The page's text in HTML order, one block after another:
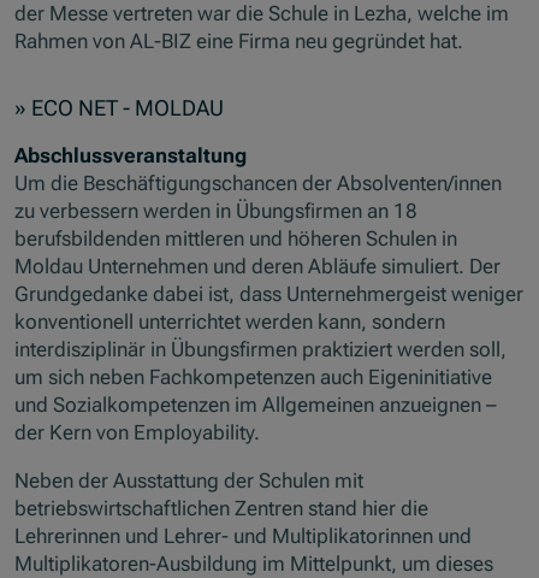
der Messe vertreten war die Schule in Lezha, welche im
Rahmen von AL-BIZ eine Firma neu gegründet hat.
» ECO NET - MOLDAU
Abschlussveranstaltung
Um die Beschäftigungschancen der Absolventen/innen
zu verbessern werden in Übungsfirmen an 18
berufsbildenden mittleren und höheren Schulen in
Moldau Unternehmen und deren Abläufe simuliert. Der
Grundgedanke dabei ist, dass Unternehmergeist weniger
konventionell unterrichtet werden kann, sondern
interdisziplinär in Übungsfirmen praktiziert werden soll,
um sich neben Fachkompetenzen auch Eigeninitiative
und Sozialkompetenzen im Allgemeinen anzueignen –
der Kern von Employability.
Neben der Ausstattung der Schulen mit
betriebswirtschaftlichen Zentren stand hier die
Lehrerinnen und Lehrer- und Multiplikatorinnen und
Multiplikatoren-Ausbildung im Mittelpunkt, um dieses